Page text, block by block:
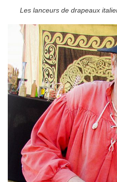
Les lanceurs de drapeaux